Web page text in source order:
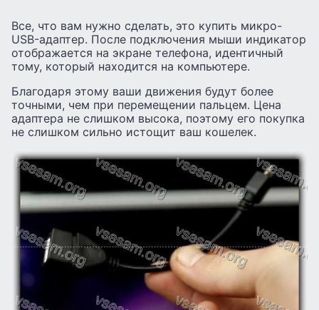
Все, что вам нужно сделать, это купить микро-
USB-адаптер. После подключения мыши индикатор
отображается на экране телефона, идентичный
тому, который находится на компьютере.
Благодаря этому ваши движения будут более
точными, чем при перемещении пальцем. Цена
адаптера не слишком высока, поэтому его покупка
не слишком сильно истощит ваш кошелек.